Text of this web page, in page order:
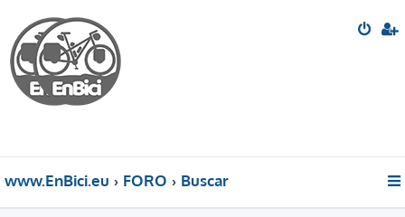
www.EnBici.eu FORO Buscar